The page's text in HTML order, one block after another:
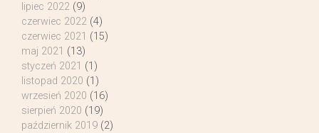
lipiec 2022 (9)
czerwiec 2022 (4)
czerwiec 2021 (15)
maj 2021 (13)
styczeń 2021 (1)
listopad 2020 (1)
wrzesień 2020 (16)
sierpień 2020 (19)
październik 2019 (2)